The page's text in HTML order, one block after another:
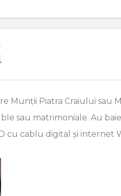
Munții Piatra Craiului sau
sau matrimoniale. Au
cu cablu digital și internet